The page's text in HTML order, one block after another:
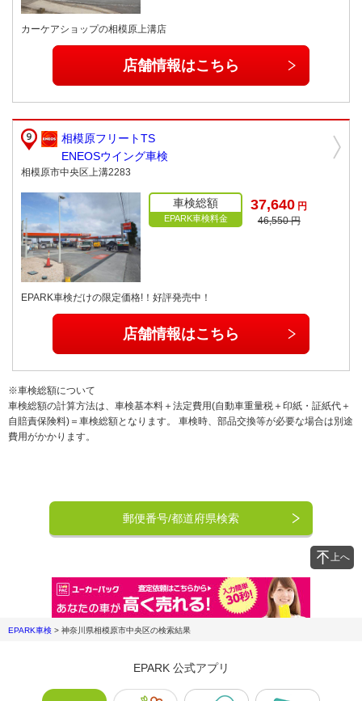
カーケアショップの相模原上溝店
店舗情報はこちら
相模原フリートTS
ENEOSウイング車検
相模原市中央区上溝2283
車検総額
EPARK車検料金
37,640 円
46,550 円
EPARK車検だけの限定価格!！好評発売中！
店舗情報はこちら
※車検総額について
車検総額の計算方法は、車検基本料＋法定費用(自動車重量税＋印紙・証紙代＋
自賠責保険料)＝車検総額となります。 車検時、部品交換等が必要な場合は別途
費用がかかります。
郵便番号/都道府県検索
上へ
EPARK車検 > 神奈川県相模原市中央区の検索結果